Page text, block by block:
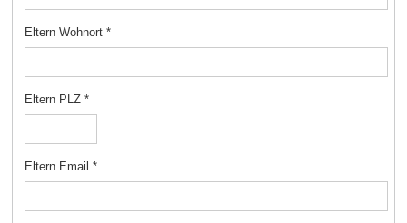
Eltern Wohnort *
Eltern PLZ *
Eltern Email *